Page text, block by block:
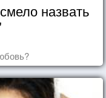
назвать